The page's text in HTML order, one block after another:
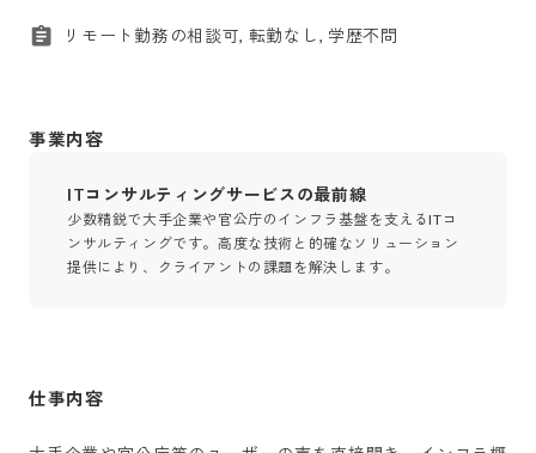
リモート勤務の相談可, 転勤なし, 学歴不問
事業内容
ITコンサルティングサービスの最前線
少数精鋭で大手企業や官公庁のインフラ基盤を支えるITコ
ンサルティングです。高度な技術と的確なソリューション
提供により、クライアントの課題を解決します。
仕事内容